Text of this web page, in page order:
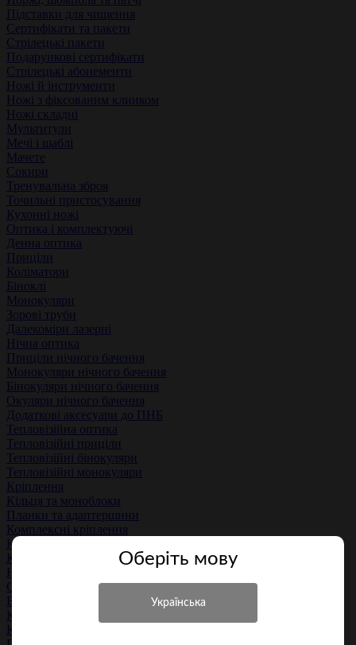
Підставки для чищення
Сертифікати та пакети
Стрілецькі пакети
Подарункові сертифікати
Стрілецькі абонементи
Ножі й інструменти
Ножі з фіксованим клинком
Ножі складні
Мультитули
Мечі і шаблі
Мачете
Сокири
Тренувальна зброя
Точильні пристосування
Кухонні ножі
Оптика і комплектуючі
Денна оптика
Приціли
Коліматори
Біноклі
Монокуляри
Зорові труби
Далекоміри лазерні
Нічна оптика
Приціли нічного бачення
Монокуляри нічного бачення
Бінокуляри нічного бачення
Окуляри нічного бачення
Додаткові аксесуари до ПНБ
Тепловізійна оптика
Тепловізійні приціли
Тепловізійні бінокуляри
Тепловізійні монокуляри
Кріплення
Кільця та моноблоки
Планки та адаптершини
Комплексні кріплення
Комплектуючі
Кришки й бленди
Наочники
Одяг та екіпірування
Верхній одяг
Куртки
Костюми
Оберiть мову